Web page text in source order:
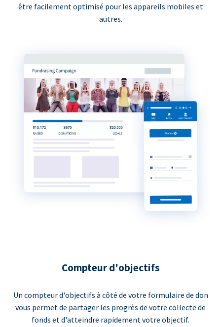
être facilement optimisé pour les appareils mobiles et
autres.
Compteur d'objectifs
Un compteur d'objectifs à côté de votre formulaire de don
vous permet de partager les progrès de votre collecte de
fonds et d'atteindre rapidement votre objectif.